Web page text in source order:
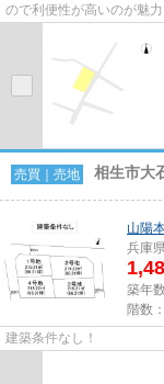
ので利便性が高いのが魅
売買｜売地 相生市大
山陽
兵庫
築年
階数
建築条件なし！